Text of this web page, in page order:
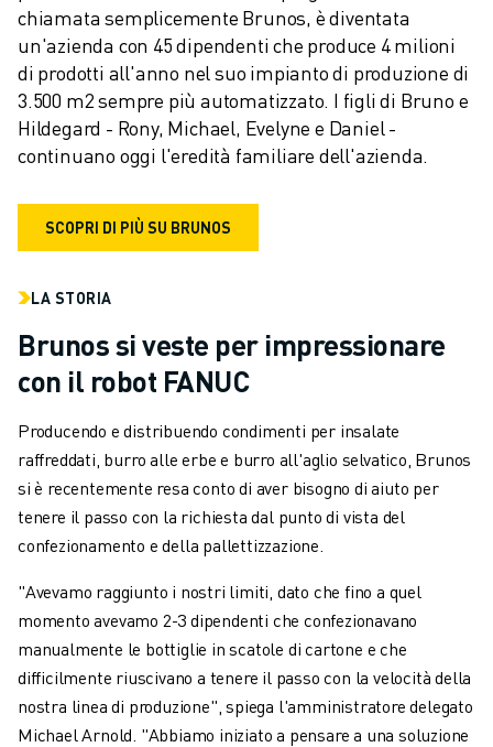
chiamata semplicemente Brunos, è diventata
un'azienda con 45 dipendenti che produce 4 milioni
di prodotti all'anno nel suo impianto di produzione di
3.500 m2 sempre più automatizzato. I figli di Bruno e
Hildegard - Rony, Michael, Evelyne e Daniel -
continuano oggi l'eredità familiare dell'azienda.
SCOPRI DI PIÙ SU BRUNOS
LA STORIA
Brunos si veste per impressionare
con il robot FANUC
Producendo e distribuendo condimenti per insalate
raffreddati, burro alle erbe e burro all'aglio selvatico, Brunos
si è recentemente resa conto di aver bisogno di aiuto per
tenere il passo con la richiesta dal punto di vista del
confezionamento e della pallettizzazione.
"Avevamo raggiunto i nostri limiti, dato che fino a quel
momento avevamo 2-3 dipendenti che confezionavano
manualmente le bottiglie in scatole di cartone e che
difficilmente riuscivano a tenere il passo con la velocità della
nostra linea di produzione", spiega l'amministratore delegato
Michael Arnold. "Abbiamo iniziato a pensare a una soluzione